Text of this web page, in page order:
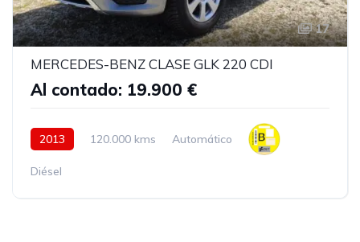
17
MERCEDES-BENZ CLASE GLK 220 CDI
Al contado: 19.900 €
2013 120.000 kms Automático
Diésel